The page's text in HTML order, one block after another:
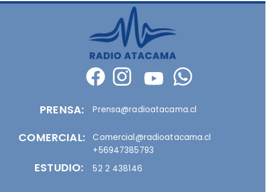
PRENSA:
COMERCIAL:
Prensa@radioatacama.cl
Comercial@radioatacama.cl
+56947385793
ESTUDIO: 52 2 438146